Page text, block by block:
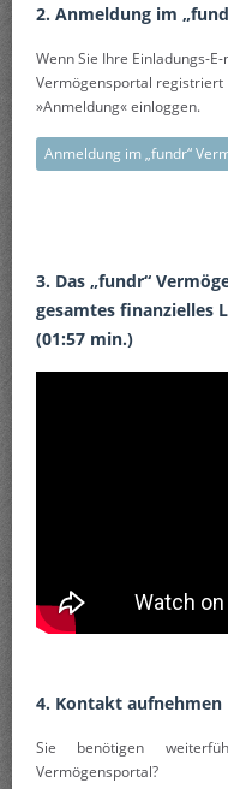
2. Anmeldung im
Wenn Sie Ihre Einladungs-
Vermögensportal registriert
»Anmeldung« einloggen.
Anmeldung im „fundr“
3. Das „fundr“
gesamtes finanzielles
(01:57 min.)
4. Kontakt aufnehmen
Sie benötigen
Vermögensportal?